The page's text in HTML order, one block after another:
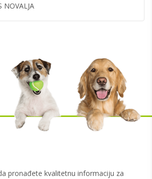
NOVALJA
pronađete kvalitetnu informaciju za